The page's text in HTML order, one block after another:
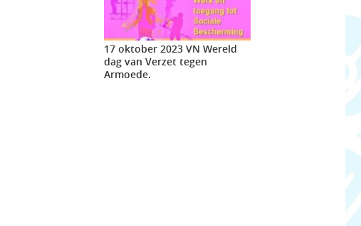
17 oktober 2023 VN Wereld
dag van Verzet tegen
Armoede.